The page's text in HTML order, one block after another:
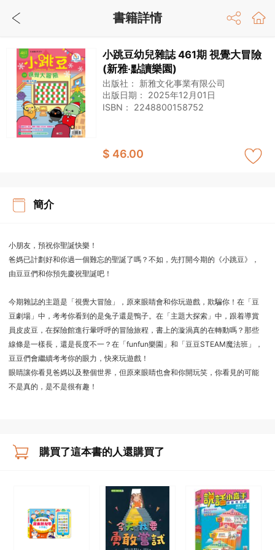
小跳豆幼兒雜誌 461期 視覺大冒險
(新雅‧點讀樂園)
出版社： 新雅文化事業有限公司
出版日期： 2025年12月01日
ISBN： 2248800158752
$ 46.00
簡介
小朋友，預祝你聖誕快樂！
爸媽已計劃好和你過一個難忘的聖誕了嗎？不如，先打開今期的《小跳豆》，
由豆豆們和你預先慶祝聖誕吧！
今期雜誌的主題是「視覺大冒險」，原來眼睛會和你玩遊戲，欺騙你！在「豆
豆劇場」中，考考你看到的是兔子還是鴨子。在「主題大探索」中，跟着導賞
員皮皮豆，在探險館進行暈呼呼的冒險旅程，書上的漩渦真的在轉動嗎？那些
線條是一樣長，還是長度不一？在「funfun樂園」和「豆豆STEAM魔法班」，
豆豆們會繼續考考你的眼力，快來玩遊戲！
眼睛讓你看見爸媽以及整個世界，但原來眼睛也會和你開玩笑，你看見的可能
不是真的，是不是很有趣！
購買了這本書的人還購買了
書籍詳情